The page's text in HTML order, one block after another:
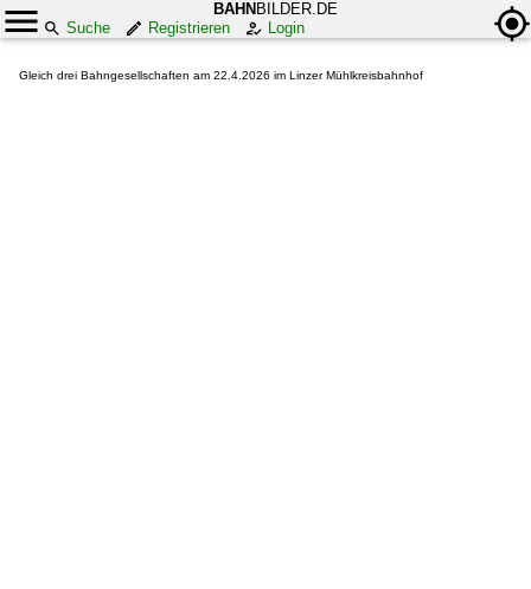
BAHN BILDER.DE
Suche
Registrieren Login
Gleich drei Bahngesellschaften am 22.4.2026 im Linzer Mühlkreisbahnhof